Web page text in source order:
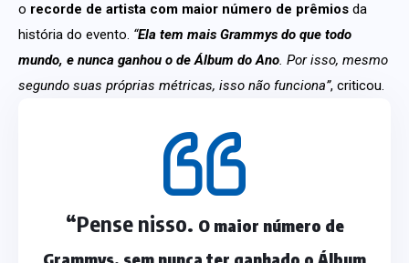
o recorde de artista com maior número de prêmios da
história do evento. “Ela tem mais Grammys do que todo
mundo, e nunca ganhou o de Álbum do Ano. Por isso, mesmo
segundo suas próprias métricas, isso não funciona”, criticou.
“Pense nisso. O maior número de